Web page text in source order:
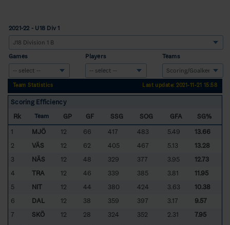
2021-22 - U18 Div 1
Games Players Teams
Team Statistics Last update: 2021-11-21 15:58
Scoring Efficiency
Rk
Team GP GF SSG SOG GFA
SG%
1
MJÖ 12 66 417 483 5.49
13.66
2
VÄS 12 62 405 467 5.13
13.28
3
NÄS 12 48 329 377 3.95
12.73
4
TRA 12 46 339 385 3.81
11.95
5
NIT 12 44 380 424 3.63
10.38
6
DAL 12 38 359 397 3.17
9.57
7
SKÖ 12 28 324 352 2.31 7.95